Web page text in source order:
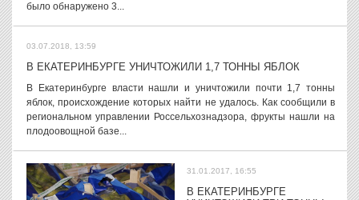
было обнаружено 3...
03.07.2018, 13:59
В ЕКАТЕРИНБУРГЕ УНИЧТОЖИЛИ 1,7 ТОННЫ ЯБЛОК
В Екатеринбурге власти нашли и уничтожили почти 1,7 тонны
яблок, происхождение которых найти не удалось. Как сообщили в
региональном управлении Россельхознадзора, фрукты нашли на
плодоовощной базе...
31.01.2017, 16:55
В ЕКАТЕРИНБУРГЕ